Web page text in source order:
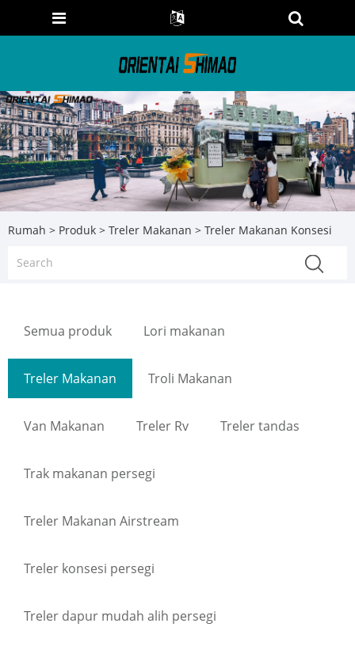
Rumah > Produk > Treler Makanan > Treler Makanan Konsesi
Semua produk Lori makanan
Treler Makanan Troli Makanan
Van Makanan Treler Rv Treler tandas
Trak makanan persegi
Treler Makanan Airstream
Treler konsesi persegi
Treler dapur mudah alih persegi